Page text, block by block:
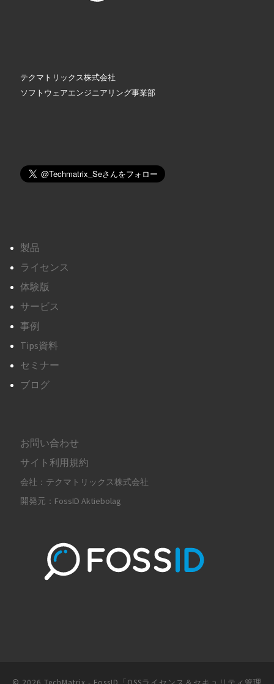
テクマトリックス株式会社
ソフトウェアエンジニアリング事業部
製品
ライセンス
体験版
サービス
事例
Tips資料
セミナー
ブログ
お問い合わせ
サイト利用規約
会社：テクマトリックス株式会社
開発元：FossID Aktiebolag